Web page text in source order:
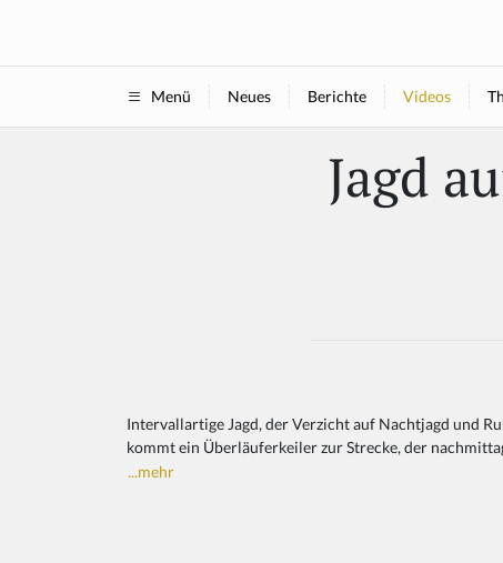
Menü Neues Berichte Videos
Jagd
Intervallartige Jagd, der Verzicht auf Nachtjagd und
kommt ein Überläuferkeiler zur Strecke, der
...mehr